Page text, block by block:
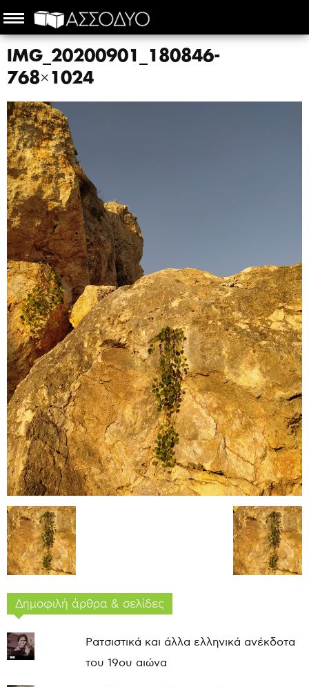
IMG_20200901_180846-
768×1024
Δημοφιλή άρθρα & σελίδες
Ρατσιστικά και άλλα ελληνικά ανέκδοτα
του 19ου αιώνα